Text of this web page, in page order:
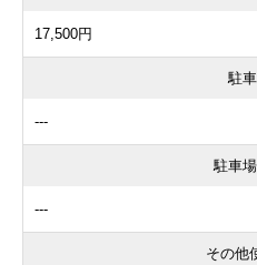
17,500円
駐
---
駐車
---
その他